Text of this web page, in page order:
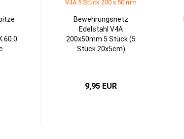
60.0
Bewehrungsnetz
Edelstahl V4A
200x50mm 5 Stück (5
Stück 20x5cm)
9,95 EUR